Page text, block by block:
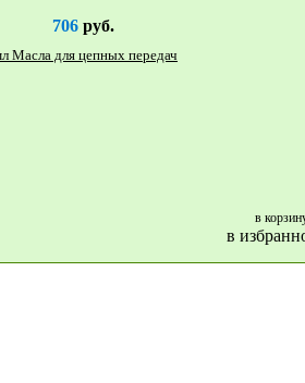
706руб.
Масла для цепных передач
в
в